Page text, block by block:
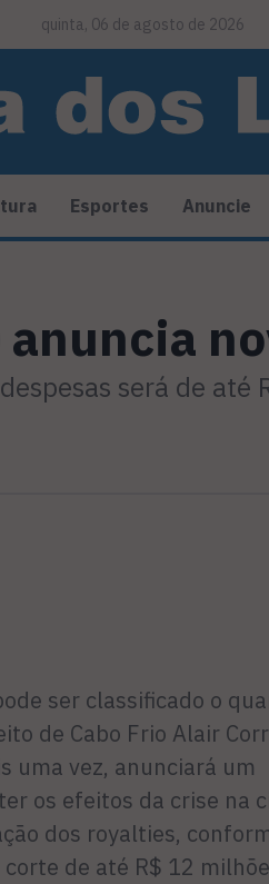
quinta, 06 de agosto de 2026
Esportes Anuncie
será de até
ser classificado o
de Cabo Frio Alair
uma vez, anunciará um
os efeitos da crise na
dos royalties,
de até R$ 12